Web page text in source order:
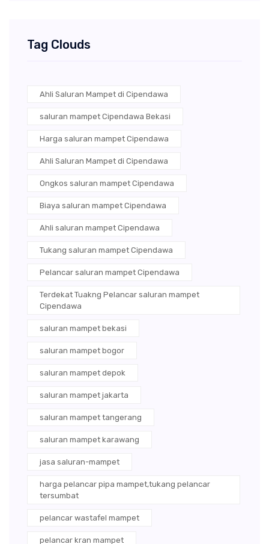
Tag Clouds
Ahli Saluran Mampet di Cipendawa
saluran mampet Cipendawa Bekasi
Harga saluran mampet Cipendawa
Ahli Saluran Mampet di Cipendawa
Ongkos saluran mampet Cipendawa
Biaya saluran mampet Cipendawa
Ahli saluran mampet Cipendawa
Tukang saluran mampet Cipendawa
Pelancar saluran mampet Cipendawa
Terdekat Tuakng Pelancar saluran mampet
Cipendawa
saluran mampet bekasi
saluran mampet bogor
saluran mampet depok
saluran mampet jakarta
saluran mampet tangerang
saluran mampet karawang
jasa saluran-mampet
harga pelancar pipa mampet,tukang pelancar
tersumbat
pelancar wastafel mampet
pelancar kran mampet